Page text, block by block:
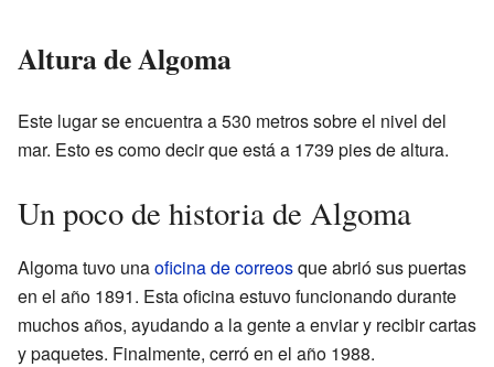
Altura de Algoma
Este lugar se encuentra a 530 metros sobre el nivel del
mar. Esto es como decir que está a 1739 pies de altura.
Un poco de historia de Algoma
Algoma tuvo unaoficina de correosque abrió sus puertas
en el año 1891. Esta oficina estuvo funcionando durante
muchos años, ayudando a la gente a enviar y recibir cartas
y paquetes. Finalmente, cerró en el año 1988.